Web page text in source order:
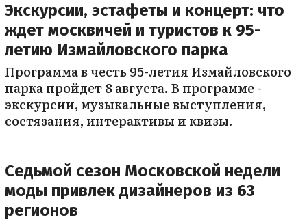
Экскурсии, эстафеты и концерт: что
ждет москвичей и туристов к 95-
летию Измайловского парка
Программа в честь 95-летия Измайловского
парка пройдет 8 августа. В программе -
экскурсии, музыкальные выступления,
состязания, интерактивы и квизы.
Седьмой сезон Московской недели
моды привлек дизайнеров из 63
регионов